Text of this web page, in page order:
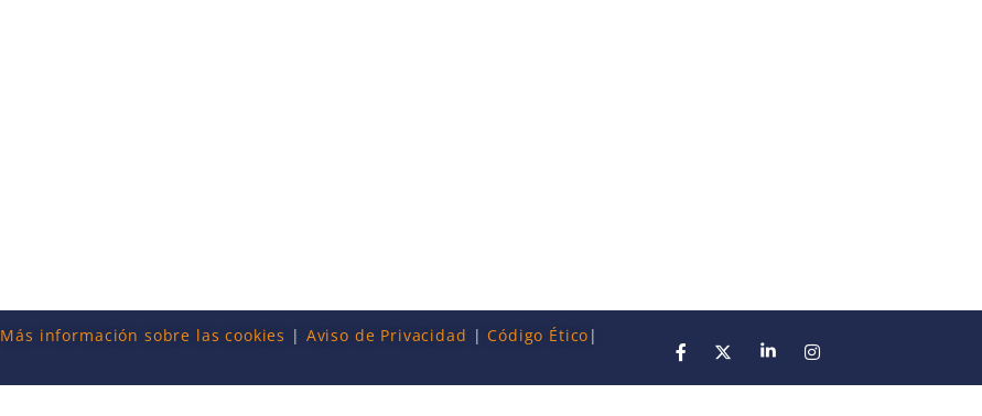
Más información sobre las cookies | Aviso de Privacidad | Código Ético |